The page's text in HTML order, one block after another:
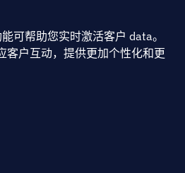
可帮助您实时激活客户 data。
客户互动，提供更加个性化和更